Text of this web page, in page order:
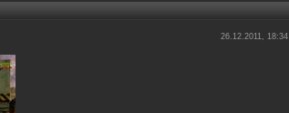
26.12.2011, 18:34